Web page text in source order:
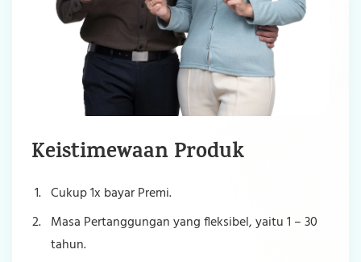
Keistimewaan Produk
Cukup 1x bayar Premi.
Masa Pertanggungan yang fleksibel, yaitu 1 – 30
tahun.